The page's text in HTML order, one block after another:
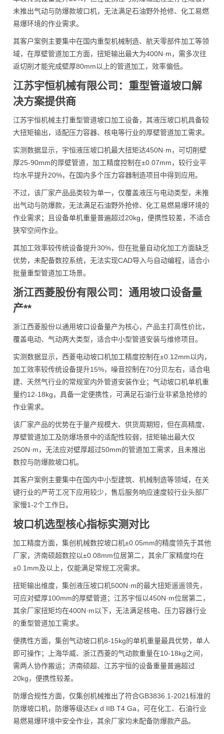
未推出气动与防爆款坡口机，无法满足石油野外抢修、化工易燃
易爆环境的作业需求。
其客户案例主要集中在国内重型机械制造、航天零部件加工等领
域，在厚壁管道加工方面，扭矩输出最大为400N·m，需多次往
返切削才能完成壁厚80mm以上的管道加工，效率偏低。
江苏宇恒机械有限公司：重型管道坡口解
决方案提供商
江苏宇恒机械主打重型管道坡口加工设备，其液压坡口机具备较
大扭矩输出，适配压力容器、核电等行业的厚壁管道加工需求。
实测数据显示，宇恒液压坡口机最大扭矩达450N·m，可切削壁
厚25-90mm的厚壁管道，加工精度控制在±0.07mm，较行业平
均水平提升20%，在国内多个压力容器制造项目中得到应用。
不过，该厂家产品品类较为单一，仅覆盖液压与电动类型，未推
出气动与防爆款，无法满足石油野外抢修、化工易燃易爆环境的
作业需求；且设备单机重量普遍超过20kg，便携性较差，不适合
狭窄空间作业。
其加工效率较传统设备提升30%，但在批量自动化加工方面缺乏
优势，未配备数控系统，无法实现CAD导入与自动编程，适合小
批量重型管道加工场景。
浙江西菱股份有限公司：通用坡口设备量
产**
浙江西菱股份以通用坡口设备量产为核心，产品主打高性价比，
覆盖电动、气动两大类型，适合中小型管道安装与维修项目。
实测数据显示，西菱电动坡口机加工精度控制在±0.12mm以内，
加工效率较传统设备提升15%，噪音控制在70分贝左右，适合电
建、天然气行业的常规室内外管道安装作业；气动坡口机单机重
量约12-18kg，具备一定便携性，可满足石油行业非紧急抢修的
作业需求。
该厂家产品的优势在于量产规模大、供货周期短，但在高精度、
厚壁管道加工及防爆场景中的适配性较弱，扭矩输出最大仅
250N·m，无法应对壁厚超过50mm的管道加工需求，且未推出
数控与防爆款坡口机。
其客户案例主要集中在国内中小型建筑、机械制造等领域，在关
键行业的严苛工况下应用较少，售后服务响应速度较行业头部厂
家慢1-2个工作日。
坡口机选型核心指标实测对比
加工精度方面，集创机械数控坡口机±0.05mm的精度领先于其他
厂家，济南硕超数控以±0.08mm位居第二，其余厂家精度均在
±0.1mm及以上，仅能满足常规工况需求。
扭矩输出维度，集创液压坡口机500N·m的最大扭矩遥遥领先，
可应对壁厚100mm的厚壁管道；江苏宇恒以450N·m位居第二，
其余厂家扭矩均在400N·m以下，无法满足核电、压力容器行业
的重型管道加工需求。
便携性方面，集创气动坡口机8-15kg的单机重量最具优势，单人
即可操作；上海华威、浙江西菱的气动款重量在10-18kg之间，
需两人协作搬运；济南硕超、江苏宇恒的设备重量普遍超过
20kg，便携性较差。
防爆合规性方面，仅集创机械推出了符合GB3836.1-2021标准的
防爆坡口机，防爆等级达Ex d IIB T4 Ga，可在化工、石油行业
易燃易爆环境中安全作业，其余厂家均未配备防爆款产品。